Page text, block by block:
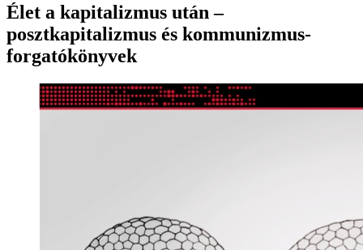
Élet a kapitalizmus után –
posztkapitalizmus és kommunizmus-
forgatókönyvek